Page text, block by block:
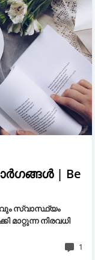
| Be
സ്വാസ്ഥ്യം
നിരവധി
1